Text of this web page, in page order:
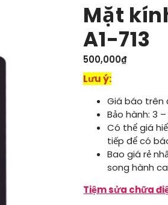
Mặt
A1-713
500,000₫
Lưu ý:
Giá báo trên
Bảo hành: 3
Có thể giá
tiếp để có
Bao giá rẻ
song hành
Tiệm sửa chữa